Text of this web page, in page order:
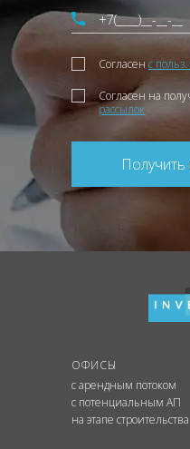
Согласен с
Согласен на
рассылок
ОФИСЫ
с арендным потоком
с потенциальным АП
на этапе строительства